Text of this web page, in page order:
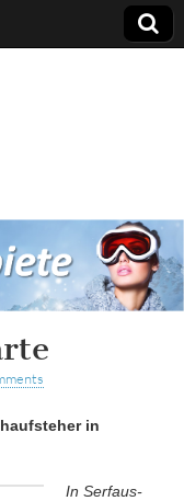
in
In Serfaus-